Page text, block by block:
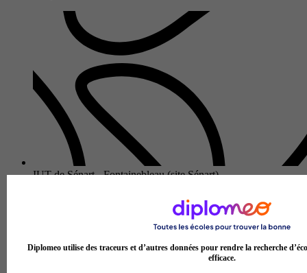
IUT de Sénart - Fontainebleau (site Sénart)
gestion comptable, fiscale et financière
Le BUT gestion des entreprises et des administrations
parcours gestion comptable, fiscale et financière proposé par
l'IUT de Sénart - Fontainebleau (site Sénart) forme des
Diplomeo utilise des traceurs et d’autres données pour rendre la recherche
efficace.